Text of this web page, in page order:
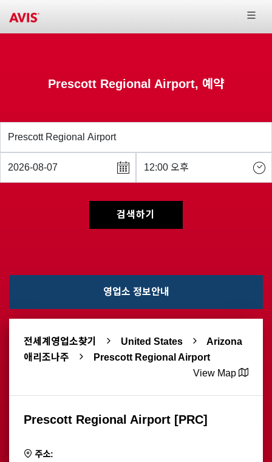
Prescott Regional Airport, 예약
검색하기
영업소 정보안내
전세계영업소찾기 United States
Arizona
애리조나주
Prescott Regional Airport
View Map
Prescott Regional Airport [PRC]
주소: